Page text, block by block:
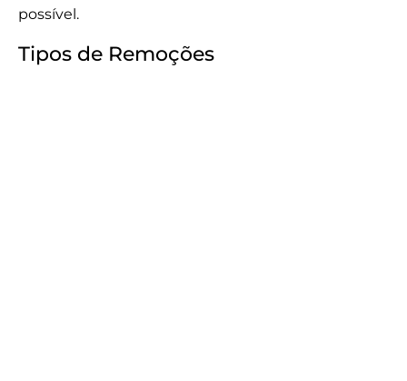
possível.
Tipos de Remoções